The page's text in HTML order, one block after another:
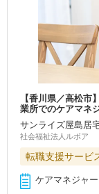
【香川県／高松
業所でのケアマネ
サンライズ屋島居
社会福祉法人ルボア
転職支援サービ
ケアマネジャ